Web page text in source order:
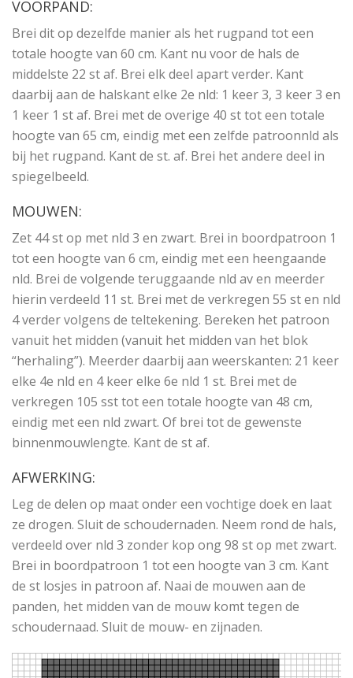
VOORPAND:
Brei dit op dezelfde manier als het rugpand tot een
totale hoogte van 60 cm. Kant nu voor de hals de
middelste 22 st af. Brei elk deel apart verder. Kant
daarbij aan de halskant elke 2e nld: 1 keer 3, 3 keer 3 en
1 keer 1 st af. Brei met de overige 40 st tot een totale
hoogte van 65 cm, eindig met een zelfde patroonnld als
bij het rugpand. Kant de st. af. Brei het andere deel in
spiegelbeeld.
MOUWEN:
Zet 44 st op met nld 3 en zwart. Brei in boordpatroon 1
tot een hoogte van 6 cm, eindig met een heengaande
nld. Brei de volgende teruggaande nld av en meerder
hierin verdeeld 11 st. Brei met de verkregen 55 st en nld
4 verder volgens de teltekening. Bereken het patroon
vanuit het midden (vanuit het midden van het blok
“herhaling”). Meerder daarbij aan weerskanten: 21 keer
elke 4e nld en 4 keer elke 6e nld 1 st. Brei met de
verkregen 105 sst tot een totale hoogte van 48 cm,
eindig met een nld zwart. Of brei tot de gewenste
binnenmouwlengte. Kant de st af.
AFWERKING:
Leg de delen op maat onder een vochtige doek en laat
ze drogen. Sluit de schoudernaden. Neem rond de hals,
verdeeld over nld 3 zonder kop ong 98 st op met zwart.
Brei in boordpatroon 1 tot een hoogte van 3 cm. Kant
de st losjes in patroon af. Naai de mouwen aan de
panden, het midden van de mouw komt tegen de
schoudernaad. Sluit de mouw- en zijnaden.